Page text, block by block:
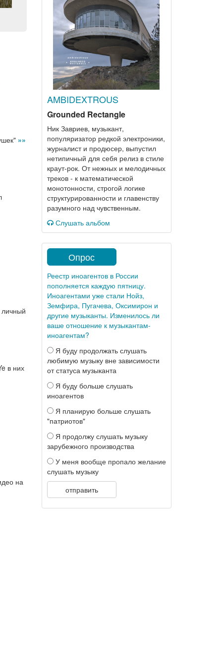
»»
личный
в них
на
AMBIDEXTROUS
Grounded Rectangle
Ник Завриев, музыкант,
популяризатор редкой электроники,
журналист и продюсер, выпустил
нетипичный для себя релиз в стиле
краут-рок. От нежных и мелодичных
треков - к математической
монотонности, строгой логике
структурированности и главенству
разумного над чувственным.
Слушать альбом
Опрос
Реестр иноагентов в России
пополняется каждую пятницу.
Иноагентами уже стали Нойз,
Земфира, Пугачева, Оксимирон и
другие музыканты. Изменилось ли
ваше отношение к музыкантам-
иноагентам?
Я буду продолжать слушать
любимую музыку вне зависимости
от статуса музыканта
Я буду больше слушать
иноагентов
Я планирую больше слушать
"патриотов"
Я продолжу слушать музыку
зарубежного производства
У меня вообще пропало желание
слушать музыку
отправить